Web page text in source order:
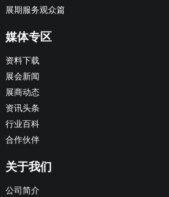
展期服务观众篇
媒体专区
资料下载
展会新闻
展商动态
资讯头条
行业百科
合作伙伴
关于我们
公司简介